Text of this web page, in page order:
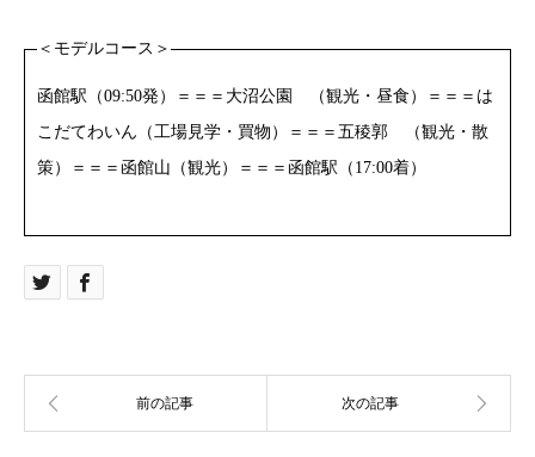
＜モデルコース＞
函館駅（09:50発）＝＝＝大沼公園 （観光・昼食）＝＝＝は
こだてわいん（工場見学・買物）＝＝＝五稜郭 （観光・散
策）＝＝＝函館山（観光）＝＝＝函館駅（17:00着）